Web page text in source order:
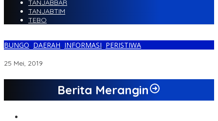
TANJABBAR
TANJABTIM
TEBO
BUNGO, DAERAH, INFORMASI, PERISTIWA
25 Mei, 2019
Berita Merangin